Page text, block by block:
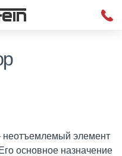
элемент
основное назначение